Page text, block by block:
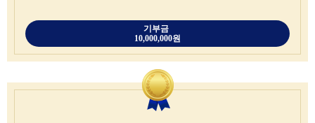
기부금
10,000,000원